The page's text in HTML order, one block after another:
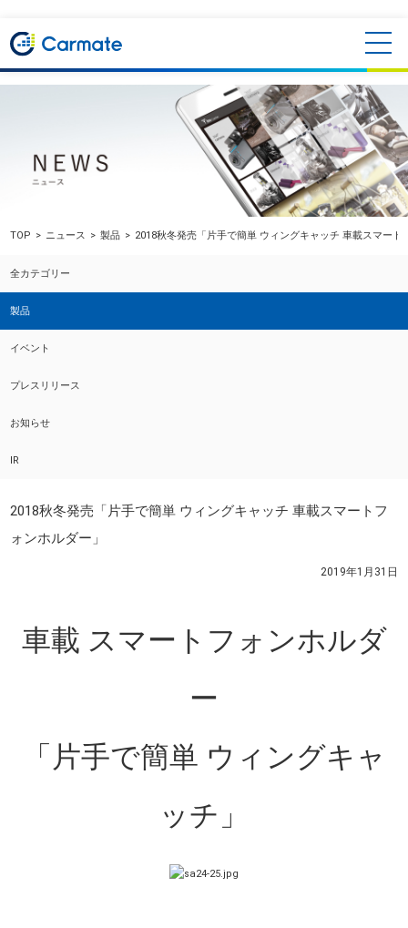
TOP ニュース 製品 2018秋冬発売「片手で簡単 ウィングキャッチ 車載スマート
全カテゴリー
製品
イベント
プレスリリース
お知らせ
IR
2018秋冬発売「片手で簡単 ウィングキャッチ 車載スマートフ
ォンホルダー」
2019年1月31日
車載 スマートフォンホルダ
ー
「片手で簡単 ウィングキャ
ッチ」